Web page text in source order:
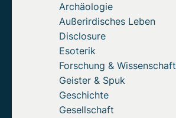
Archäologie
Außerirdisches Leben
Disclosure
Esoterik
Forschung & Wissenschaft
Geister & Spuk
Geschichte
Gesellschaft